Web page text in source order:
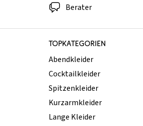
Berater
TOPKATEGORIEN
Abendkleider
Cocktailkleider
Spitzenkleider
Kurzarmkleider
Lange Kleider